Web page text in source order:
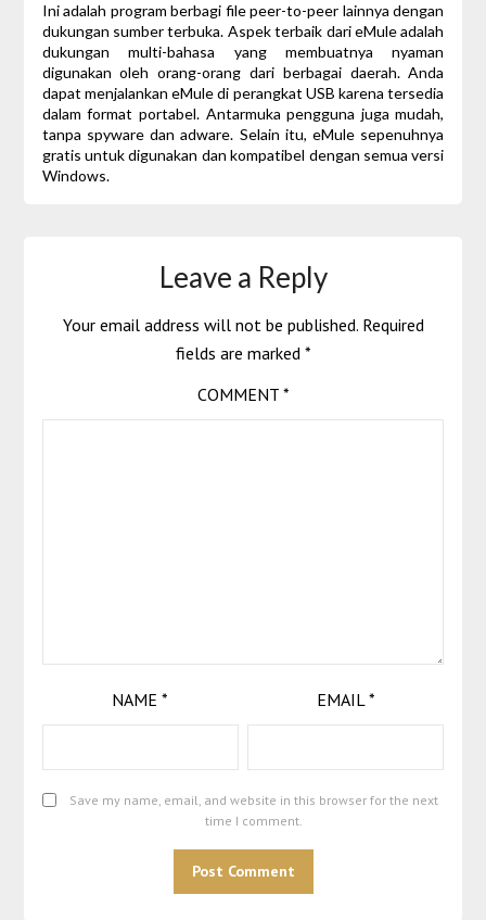
Ini adalah program berbagi file peer-to-peer lainnya dengan
dukungan sumber terbuka. Aspek terbaik dari eMule adalah
dukungan multi-bahasa yang membuatnya nyaman
digunakan oleh orang-orang dari berbagai daerah. Anda
dapat menjalankan eMule di perangkat USB karena tersedia
dalam format portabel. Antarmuka pengguna juga mudah,
tanpa spyware dan adware. Selain itu, eMule sepenuhnya
gratis untuk digunakan dan kompatibel dengan semua versi
Windows.
Leave a Reply
Your email address will not be published. Required
fields are marked *
COMMENT *
NAME* EMAIL *
Save my name, email, and website in this browser for the next
time I comment.